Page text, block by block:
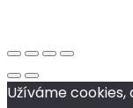
Užíváme